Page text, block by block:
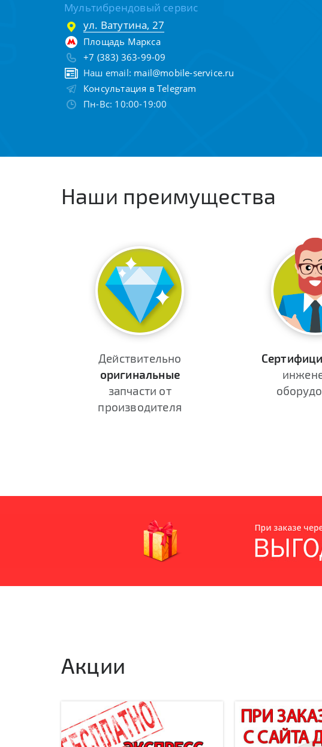
Мультибрендовый сервис
ул. Ватутина, 27
Площадь Маркса
+7 (383) 363-99-09
Наш email: mail@mobile-service.ru
Консультация в Telegram
Пн-Вс: 10:00-19:00
Наши преимущества
Действительно
оригинальные
запчасти от
производителя
Акции